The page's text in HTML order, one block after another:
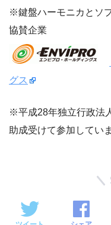
※鍵盤ハーモニカとソ
協賛企業
グス
※平成28年独立行政法
助成受けて参加してい